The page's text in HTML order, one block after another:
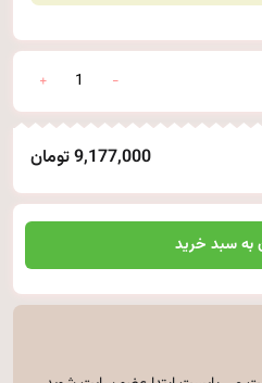
9,177,000 تومان
خرید